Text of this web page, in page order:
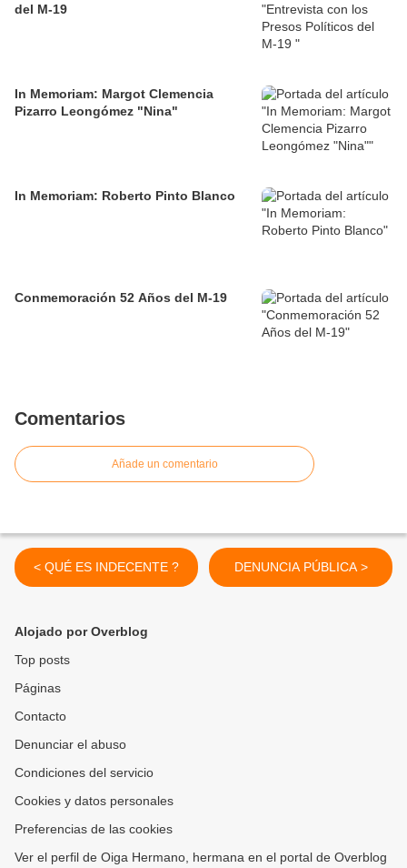
del M-19
In Memoriam: Margot Clemencia
Pizarro Leongómez "Nina"
In Memoriam: Roberto Pinto Blanco
Conmemoración 52 Años del M-19
Comentarios
Añade un comentario
< QUÉ ES INDECENTE ? DENUNCIA PÚBLICA >
Alojado por Overblog
Top posts
Páginas
Contacto
Denunciar el abuso
Condiciones del servicio
Cookies y datos personales
Preferencias de las cookies
Ver el perfil de Oiga Hermano, hermana en el portal de Overblog